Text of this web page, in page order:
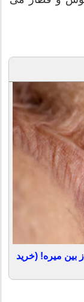
با این روش در 3 هفته از بین میره! (خرید